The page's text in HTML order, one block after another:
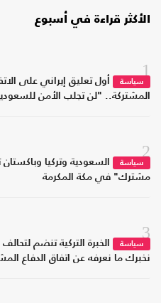
الأكثر قراءة في أسبوع
1
سياسة
أول تعليق إيراني على
المشتركة.. "لن تجلب الأمن
2
سياسة
السعودية وتركيا
مشترك" في مكة المكرمة
3
سياسة
الخبرة التركية تنضم
نخبرك ما نعرفه عن اتفاق الدفاع